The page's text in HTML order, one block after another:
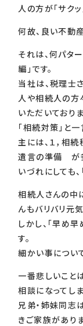
人の方が「サク
何故、良い不動
それは、何パタ
編」です。
当社は、税理士
人や相続人の方
いただいておりま
「相続対策」と
主には、１，相
遺言の準備 が
いづれにしても
相続人さんの中
んもバリバリ元気
しかし、「早め
す。
細かい事につい
一番悲しいこと
相談になってし
兄弟・姉妹同志
きご家族がありま